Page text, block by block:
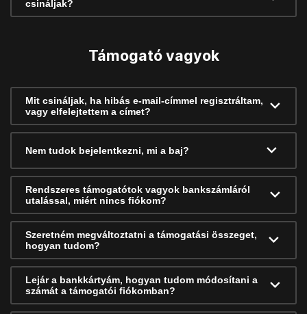
csináljak?
Támogató vagyok
Mit csináljak, ha hibás e-mail-címmel regisztráltam,
vagy elfelejtettem a címet?
Nem tudok bejelentkezni, mi a baj?
Rendszeres támogatótok vagyok bankszámláról
utalással, miért nincs fiókom?
Szeretném megváltoztatni a támogatási összeget,
hogyan tudom?
Lejár a bankkártyám, hogyan tudom módosítani a
számát a támogatói fiókomban?